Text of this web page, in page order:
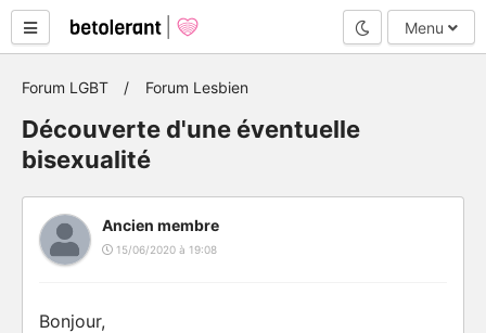
Mode nuit
Menu
Forum LGBT Forum Lesbien
Découverte d'une éventuelle
bisexualité
Ancien membre
15/06/2020 à 19:08
Bonjour,